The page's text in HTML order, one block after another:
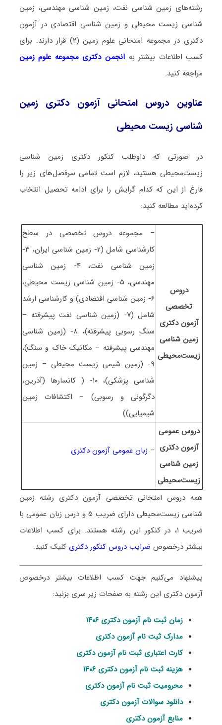
رشته‌های زمین شناسی نفت، زمین شناسی مهندسی، زمین
شناسی زیست محیطی و زمین شناسی اقتصادی در آزمون
دکتری در مجموعه امتحانی علوم زمین (۲) قرار دارند. برای
کسب اطلاعات بیشتر به انجمن دکتری مجموعه علوم زمین
مراجعه کنید.
عناوین دروس امتحانی آزمون دکتری زمین
شناسی زیست‌ محیطی
در صورتی که داوطلب کنکور دکتری زمین شناسی
زیست‌محیطی هستید، لازم است تمامی سرفصل‌های زیر را
فارغ از این که کدام گرایش را برای ادامه تحصیل انتخاب
کرده‌اید مطالعه کنید:
دروس
تخصصی
آزمون دکتری
زمین شناسی
زیست‌محیطی
– مجموعه دروس تخصصی در سطح
کارشناسی شامل (۲- زمین شناسی ایران، ۳-
زمین شناسی نفت، ۴- زمین شناسی
مهندسی، ۵- زمین شناسی زیست محیطی،
۶- زمین شناسی اقتصادی) و کارشناسی ارشد
شامل (۷- (زمین شناسی نفت پیشرفته –
سنگ رسوبی پیشرفته)، ۸- (زمین شناسی
مهندسی پیشرفته – مکانیک خاک و سنگ)،
۹- (زمین شیمی زیست محیطی – زمین
شناسی پزشکی)، ۱۰- ( کانسارها (آذرین،
دگرگونی و رسوبی) – اکتشافات زمین
شیمیایی))
دروس عمومی
آزمون دکتری
زمین شناسی
زیست‌محیطی
– زبان عمومی آزمون دکتری
همه دروس امتحانی تخصصی آزمون دکتری رشته زمین
شناسی زیست‌محیطی دارای ضریب ۵ و درس زبان عمومی با
ضریب ۱، در کنکور این رشته هستند. برای کسب اطلاعات
بیشتر درخصوص ضرایب دروس کنکور دکتری کلیک کنید.
پیشنهاد می‌کنیم جهت کسب اطلاعات بیشتر درخصوص
آزمون دکتری این رشته به صفحات زیر سری بزنید:
زمان ثبت نام آزمون دکتری ۱۴۰۶
مدارک ثبت نام آزمون دکتری
کارت اعتباری ثبت نام آزمون دکتری
هزینه ثبت نام آزمون دکتری ۱۴۰۶
محرومیت ثبت نام آزمون دکتری
دانلود سوالات آزمون دکتری
منابع آزمون دکتری